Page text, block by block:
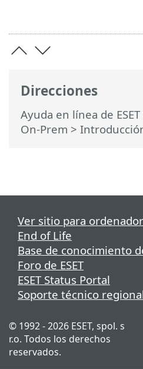
Direcciones
Ayuda en línea de ESET
On-Prem >
Ver sitio para ordenador
End of Life
Base de conocimiento
Foro de ESET
ESET Status Portal
Soporte técnico
© 1992 - 2026 ESET, spol. s
r.o. Todos los derechos
reservados.